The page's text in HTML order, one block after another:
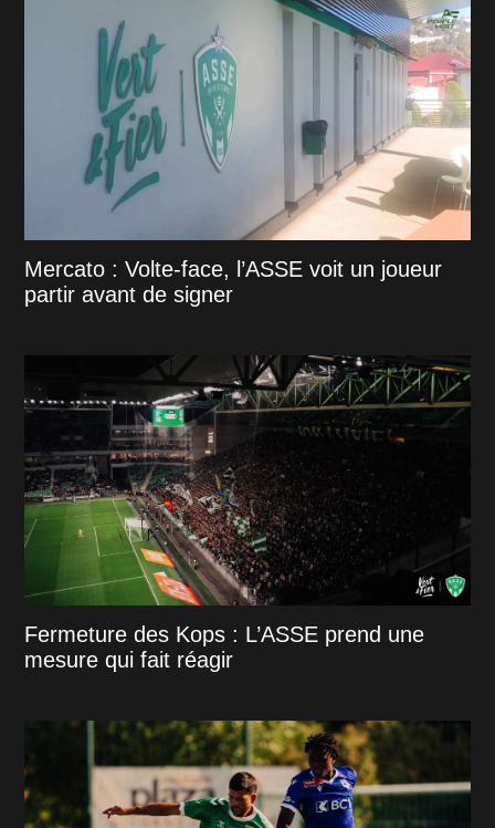
Mercato : Volte-face, l’ASSE voit un joueur
partir avant de signer
Fermeture des Kops : L’ASSE prend une
mesure qui fait réagir